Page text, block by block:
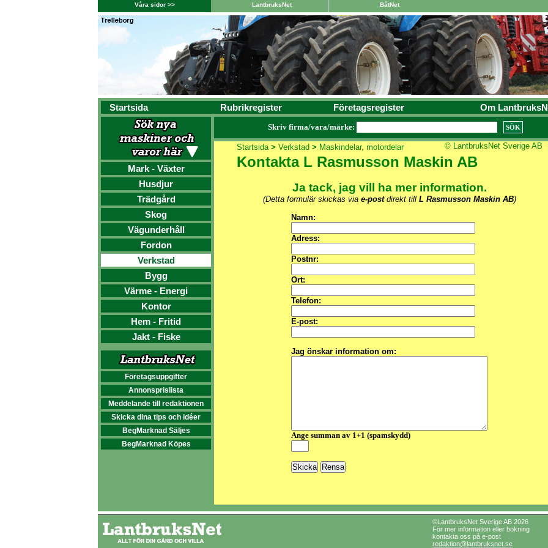
Våra sidor >> LantbruksNet BåtNet
Startsida Rubrikregister Företagsregister Om
Mark - Växter
Husdjur
Trädgård
Skog
Vägunderhåll
Fordon
Verkstad
Bygg
Värme - Energi
Kontor
Hem - Fritid
Jakt - Fiske
Företagsuppgifter
Annonsprislista
Meddelande till redaktionen
Skicka dina tips och idéer
BegMarknad Säljes
BegMarknad Köpes
Skriv firma/vara/märke:
Startsida> Verkstad > Maskindelar, motordelar © LantbruksNet Sverige AB
Kontakta L Rasmusson Maskin AB
Ja tack, jag vill ha mer information.
(Detta formulär skickas via e-postdirekt till L Rasmusson Maskin AB)
Namn:
Adress:
Postnr:
Ort:
Telefon:
E-post:
Jag önskar information om:
Ange summan av 1+1 (spamskydd)
©LantbruksNet Sverige AB 2026
För mer information eller bokning
kontakta oss på e-post
redaktion@lantbruksnet.se